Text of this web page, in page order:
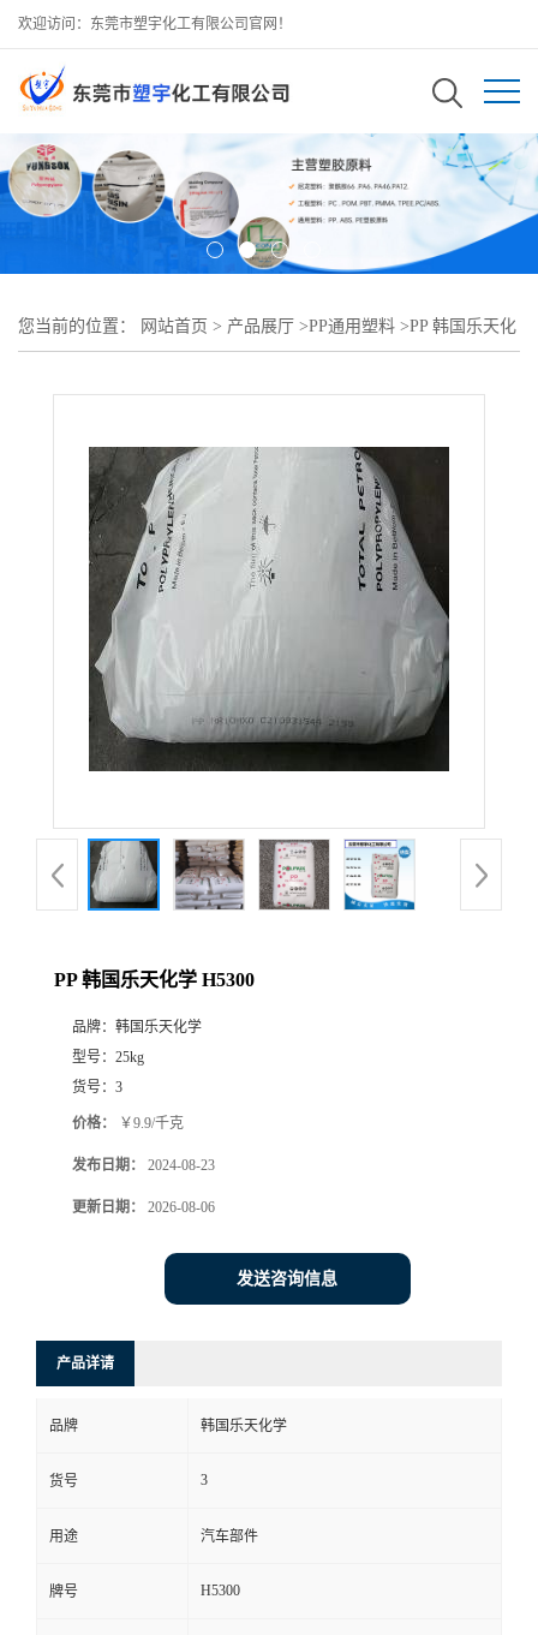
欢迎访问：东莞市塑宇化工有限公司官网！
您当前的位置： 网站首页 > 产品展厅 >PP通用塑料 >PP 韩国乐天化
PP 韩国乐天化学 H5300
品牌： 韩国乐天化学
型号： 25kg
货号： 3
价格： ￥9.9/千克
发布日期： 2024-08-23
更新日期： 2026-08-06
发送咨询信息
产品详请
品牌 韩国乐天化学
货号 3
用途 汽车部件
牌号 H5300